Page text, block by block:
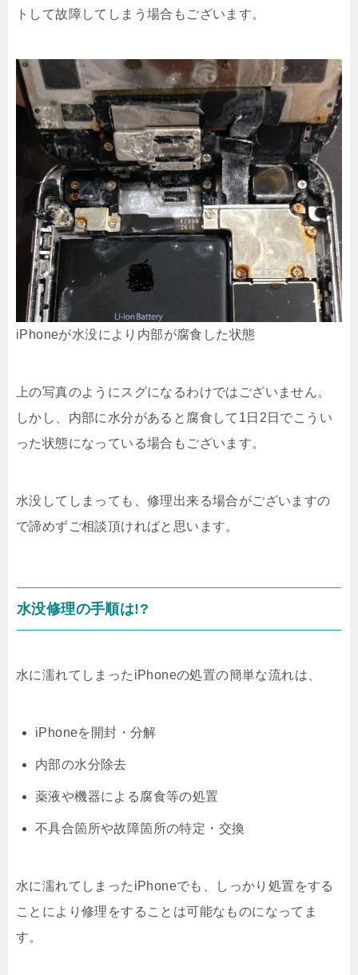
トして故障してしまう場合もございます。
iPhoneが水没により内部が腐食した状態
上の写真のようにスグになるわけではございません。
しかし、内部に水分があると腐食して1日2日でこうい
った状態になっている場合もございます。
水没してしまっても、修理出来る場合がございますの
で諦めずご相談頂ければと思います。
水没修理の手順は!?
水に濡れてしまったiPhoneの処置の簡単な流れは、
iPhoneを開封・分解
内部の水分除去
薬液や機器による腐食等の処置
不具合箇所や故障箇所の特定・交換
水に濡れてしまったiPhoneでも、しっかり処置をする
ことにより修理をすることは可能なものになってま
す。